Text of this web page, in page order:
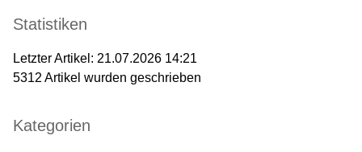
Statistiken
Letzter Artikel: 21.07.2026 14:21
5312 Artikel wurden geschrieben
Kategorien